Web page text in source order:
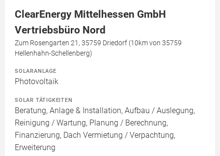
ClearEnergy Mittelhessen GmbH
Vertriebsbüro Nord
Zum Rosengarten 21, 35759 Driedorf (10km von 35759
Hellenhahn-Schellenberg)
SOLARANLAGE
Photovoltaik
SOLAR TÄTIGKEITEN
Beratung, Anlage & Installation, Aufbau / Auslegung,
Reinigung / Wartung, Planung / Berechnung,
Finanzierung, Dach Vermietung / Verpachtung,
Erweiterung